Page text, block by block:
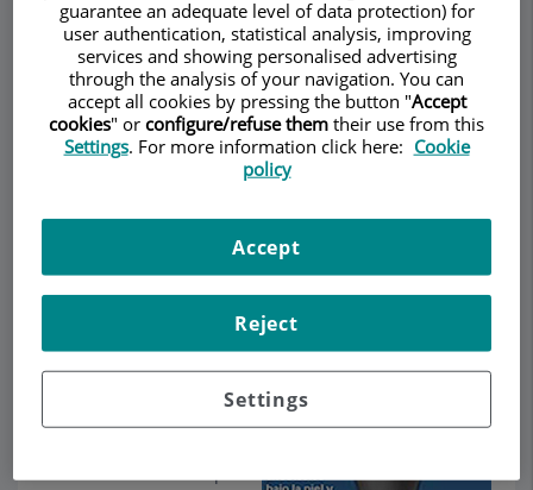
ContactoDatos de interés
Pedir cita
¿Vasectomía sin dolor?
¿Vasectomía sin agujas?
guarantee an adequate level of data protection) for
user authentication, statistical analysis, improving
services and showing personalised advertising
through the analysis of your navigation. You can
accept all cookies by pressing the button "Accept
cookies" or configure/refuse them their use from this
Settings. For more information click here: Cookie
policy
Settings
Reject
Accept